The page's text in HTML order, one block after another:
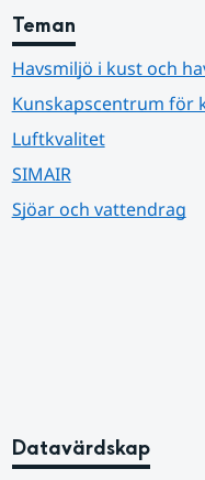
Teman
Havsmiljö i kust och
Kunskapscentrum för
Luftkvalitet
SIMAIR
Sjöar och vattendrag
Datavärdskap